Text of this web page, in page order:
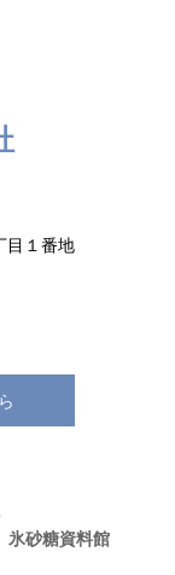
目１番地
氷砂糖資料館